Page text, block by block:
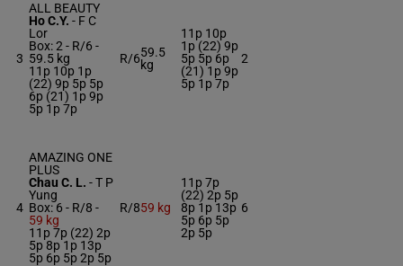
3
ALL BEAUTY
Ho C.Y. - F C
Lor
Box: 2 - R/6 -
59.5 kg
11p 10p 1p
(22) 9p 5p 5p
6p (21) 1p 9p
5p 1p 7p
R/659.5
kg
11p 10p
1p (22) 9p
5p 5p 6p
(21) 1p 9p
5p 1p 7p
2
4
AMAZING ONE
PLUS
Chau C. L. -T P
Yung
Box: 6 - R/8 -
59 kg
11p 7p (22) 2p
5p 8p 1p 13p
5p 6p 5p 2p 5p
R/859 kg
11p 7p
(22) 2p 5p
8p 1p 13p
5p 6p 5p
2p 5p
6